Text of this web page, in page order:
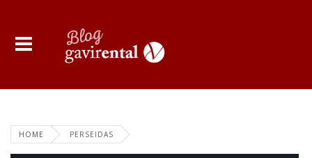
HOME PERSEIDAS